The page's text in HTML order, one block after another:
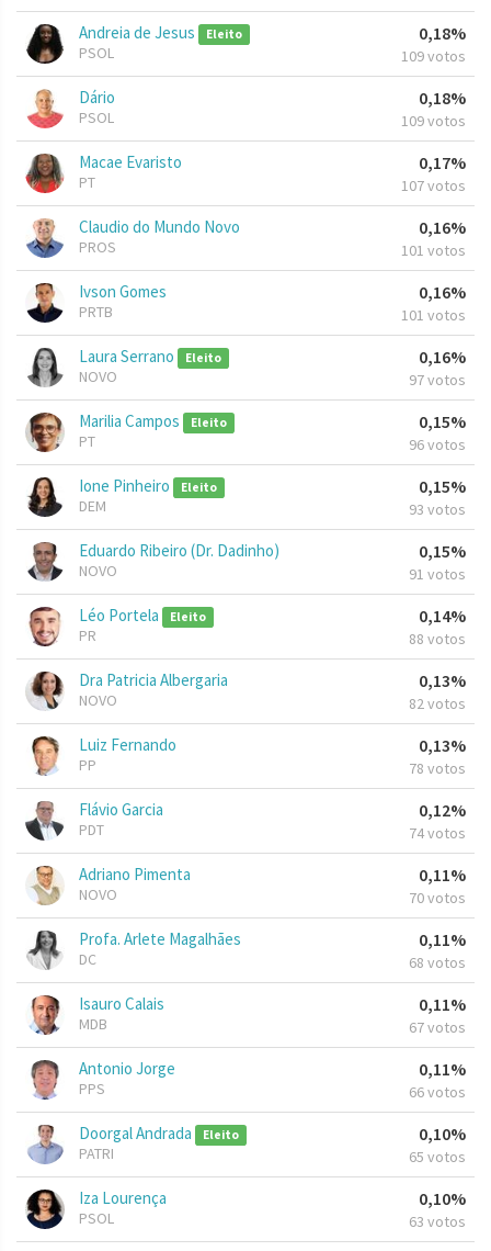
Andreia de Jesus Eleito
PSOL
0,18%
109 votos
Dário
PSOL
0,18%
109 votos
Macae Evaristo
PT
0,17%
107 votos
Claudio do Mundo Novo
PROS
0,16%
101 votos
Ivson Gomes
PRTB
0,16%
101 votos
Laura Serrano Eleito
NOVO
0,16%
97 votos
Marilia Campos Eleito
PT
0,15%
96 votos
Ione Pinheiro Eleito
DEM
0,15%
93 votos
Eduardo Ribeiro (Dr. Dadinho)
NOVO
0,15%
91 votos
Léo Portela Eleito
PR
0,14%
88 votos
Dra Patricia Albergaria
NOVO
0,13%
82 votos
Luiz Fernando
PP
0,13%
78 votos
Flávio Garcia
PDT
0,12%
74 votos
Adriano Pimenta
NOVO
0,11%
70 votos
Profa. Arlete Magalhães
DC
0,11%
68 votos
Isauro Calais
MDB
0,11%
67 votos
Antonio Jorge
PPS
0,11%
66 votos
Doorgal Andrada Eleito
PATRI
0,10%
65 votos
Iza Lourença
PSOL
0,10%
63 votos